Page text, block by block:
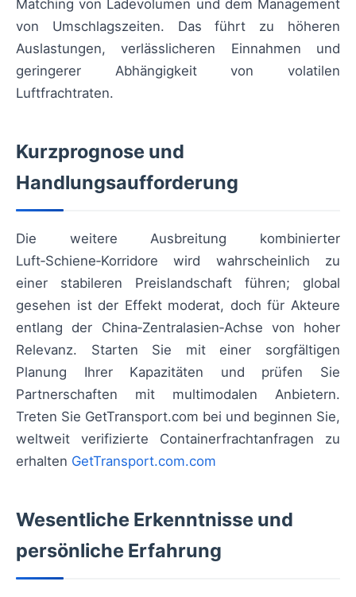
Matching von Ladevolumen und dem Management
von Umschlagszeiten. Das führt zu höheren
Auslastungen, verlässlicheren Einnahmen und
geringerer Abhängigkeit von volatilen
Luftfrachtraten.
Kurzprognose und
Handlungsaufforderung
Die weitere Ausbreitung kombinierter
Luft‑Schiene‑Korridore wird wahrscheinlich zu
einer stabileren Preislandschaft führen; global
gesehen ist der Effekt moderat, doch für Akteure
entlang der China‑Zentralasien‑Achse von hoher
Relevanz. Starten Sie mit einer sorgfältigen
Planung Ihrer Kapazitäten und prüfen Sie
Partnerschaften mit multimodalen Anbietern.
Treten Sie GetTransport.com bei und beginnen Sie,
weltweit verifizierte Containerfrachtanfragen zu
erhalten GetTransport.com.com
Wesentliche Erkenntnisse und
persönliche Erfahrung